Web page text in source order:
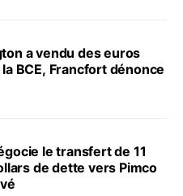
a vendu des euros
BCE, Francfort dénonce
le transfert de 11
de dette vers Pimco